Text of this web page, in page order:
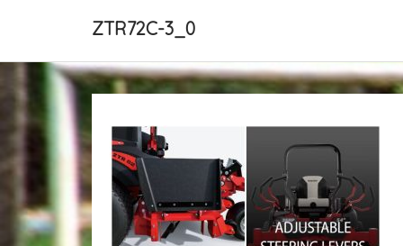
ZTR72C-3_0